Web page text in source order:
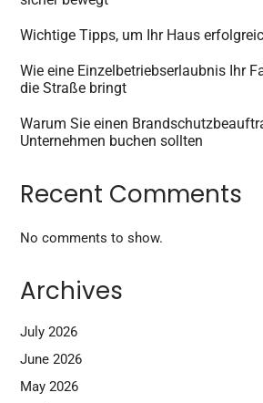
Wichtige Tipps, um Ihr Haus
Wie eine Einzelbetriebserlaubnis Ihr
die Straße bringt
Warum Sie einen
Unternehmen buchen sollten
Recent Comments
No comments to show.
Archives
July 2026
June 2026
May 2026